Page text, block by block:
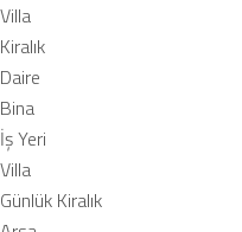
Villa
Kiralık
Daire
Bina
İş Yeri
Villa
Günlük Kiralık